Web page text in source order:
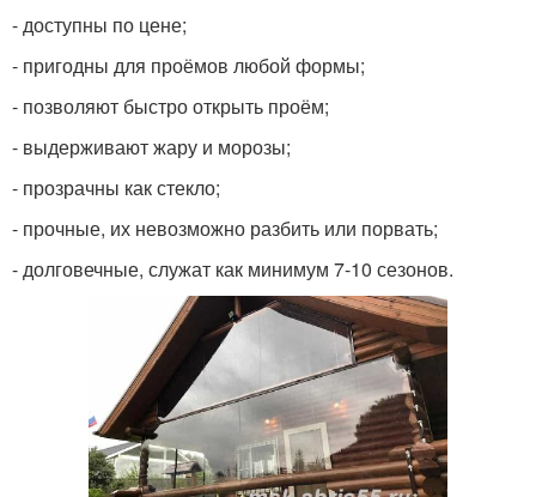
- доступны по цене;
- пригодны для проёмов любой формы;
- позволяют быстро открыть проём;
- выдерживают жару и морозы;
- прозрачны как стекло;
- прочные, их невозможно разбить или порвать;
- долговечные, служат как минимум 7-10 сезонов.